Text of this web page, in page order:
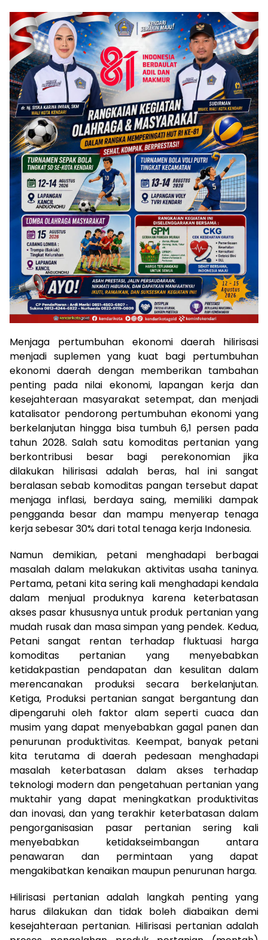
Menjaga pertumbuhan ekonomi daerah hilirisasi
menjadi suplemen yang kuat bagi pertumbuhan
ekonomi daerah dengan memberikan tambahan
penting pada nilai ekonomi, lapangan kerja dan
kesejahteraan masyarakat setempat, dan menjadi
katalisator pendorong pertumbuhan ekonomi yang
berkelanjutan hingga bisa tumbuh 6,1 persen pada
tahun 2028. Salah satu komoditas pertanian yang
berkontribusi besar bagi perekonomian jika
dilakukan hilirisasi adalah beras, hal ini sangat
beralasan sebab komoditas pangan tersebut dapat
menjaga inflasi, berdaya saing, memiliki dampak
pengganda besar dan mampu menyerap tenaga
kerja sebesar 30% dari total tenaga kerja Indonesia.
Namun demikian, petani menghadapi berbagai
masalah dalam melakukan aktivitas usaha taninya.
Pertama, petani kita sering kali menghadapi kendala
dalam menjual produknya karena keterbatasan
akses pasar khususnya untuk produk pertanian yang
mudah rusak dan masa simpan yang pendek. Kedua,
Petani sangat rentan terhadap fluktuasi harga
komoditas pertanian yang menyebabkan
ketidakpastian pendapatan dan kesulitan dalam
merencanakan produksi secara berkelanjutan.
Ketiga, Produksi pertanian sangat bergantung dan
dipengaruhi oleh faktor alam seperti cuaca dan
musim yang dapat menyebabkan gagal panen dan
penurunan produktivitas. Keempat, banyak petani
kita terutama di daerah pedesaan menghadapi
masalah keterbatasan dalam akses terhadap
teknologi modern dan pengetahuan pertanian yang
muktahir yang dapat meningkatkan produktivitas
dan inovasi, dan yang terakhir keterbatasan dalam
pengorganisasian pasar pertanian sering kali
menyebabkan ketidakseimbangan antara
penawaran dan permintaan yang dapat
mengakibatkan kenaikan maupun penurunan harga.
Hilirisasi pertanian adalah langkah penting yang
harus dilakukan dan tidak boleh diabaikan demi
kesejahteraan pertanian. Hilirisasi pertanian adalah